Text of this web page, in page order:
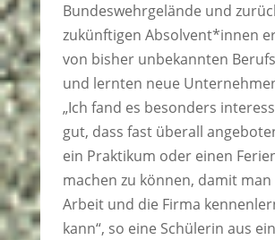
Bundeswehrgelände und
zukünftigen Absolvent*innen
von bisher unbekannten
und lernten neue
„Ich fand es besonders
gut, dass fast überall
ein Praktikum oder einen
machen zu können, damit man
Arbeit und die Firma
kann“, so eine Schülerin aus